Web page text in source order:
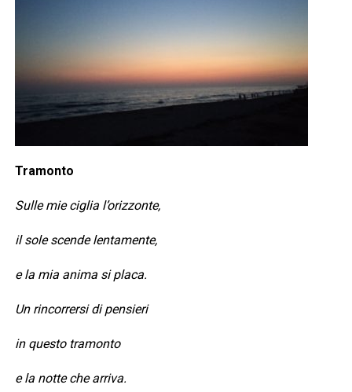
Tramonto
Sulle mie ciglia l’orizzonte,
il sole scende lentamente,
e la mia anima si placa.
Un rincorrersi di pensieri
in questo tramonto
e la notte che arriva.